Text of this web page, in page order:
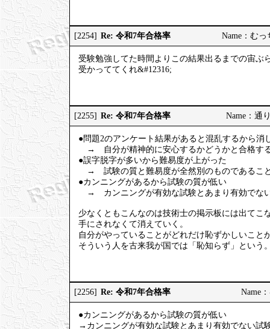
[2254] Re: 令和7年合格率 Name：む
受験勉強してた時間よりこの結果出るまでの宙ぶ
受かっててくれ&#12316;
[2255] Re: 令和7年合格率 Name：通
●問題2のアンケート結果があると混乱するから消
→ 自分が精神的に安心するかどうかと合格す
●誤字脱字が多いから難易度が上がった
→ 試験の質と難易度が全然別のものであるこ
●カンニングがあるから試験の質が低い
→ カンニングが有効な試験とあまり有効でな
少なくともこんなのは技術士の掲示板には出て
手にされなくて消えていく。
自分がやっていることがどれだけ恥ずかしいこと
そういう人を古来我が国では「恥知らず」という
[2256] Re: 令和7年合格率 Name
●カンニングがあるから試験の質が低い
→カンニングが有効な試験とあまり有効でない試